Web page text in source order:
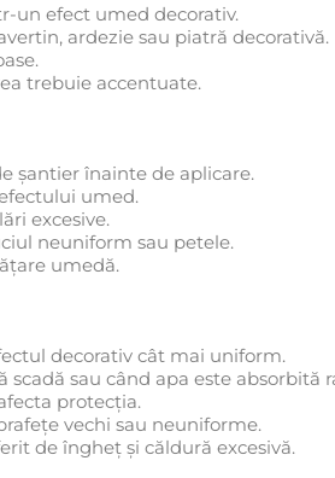
un efect umed decorativ.
ardezie sau piatră decorativă.
trebuie accentuate.
șantier înainte de aplicare.
umed.
excesive.
neuniform sau petele.
umedă.
decorativ cât mai uniform.
sau când apa este absorbită
protecția.
vechi sau neuniforme.
de îngheț și căldură excesivă.